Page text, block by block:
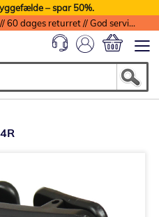
– spar 50%.
Billig fragt // Levering 1-2 dage // 60 dages returret // God service med garanti